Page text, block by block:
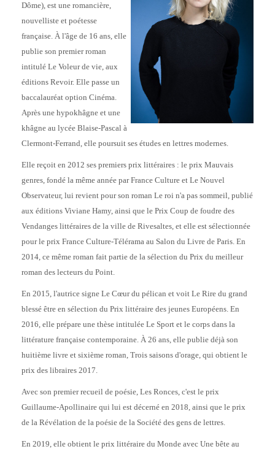
Dôme), est une romancière,
nouvelliste et poétesse
française. À l'âge de 16 ans, elle
publie son premier roman
intitulé Le Voleur de vie, aux
éditions Revoir. Elle passe un
baccalauréat option Cinéma.
Après une hypokhâgne et une
khâgne au lycée Blaise-Pascal à
Clermont-Ferrand, elle poursuit ses études en lettres modernes.
Elle reçoit en 2012 ses premiers prix littéraires : le prix Mauvais
genres, fondé la même année par France Culture et Le Nouvel
Observateur, lui revient pour son roman Le roi n'a pas sommeil, publié
aux éditions Viviane Hamy, ainsi que le Prix Coup de foudre des
Vendanges littéraires de la ville de Rivesaltes, et elle est sélectionnée
pour le prix France Culture-Télérama au Salon du Livre de Paris. En
2014, ce même roman fait partie de la sélection du Prix du meilleur
roman des lecteurs du Point.
En 2015, l'autrice signe Le Cœur du pélican et voit Le Rire du grand
blessé être en sélection du Prix littéraire des jeunes Européens. En
2016, elle prépare une thèse intitulée Le Sport et le corps dans la
littérature française contemporaine. À 26 ans, elle publie déjà son
huitième livre et sixième roman, Trois saisons d'orage, qui obtient le
prix des libraires 2017.
Avec son premier recueil de poésie, Les Ronces, c'est le prix
Guillaume-Apollinaire qui lui est décerné en 2018, ainsi que le prix
de la Révélation de la poésie de la Société des gens de lettres.
En 2019, elle obtient le prix littéraire du Monde avec Une bête au